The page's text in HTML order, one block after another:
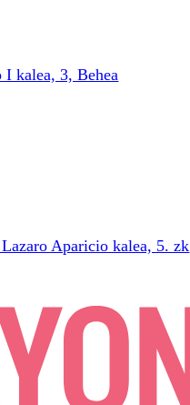
I kalea, 3, Behea
Aparicio kalea, 5. zk